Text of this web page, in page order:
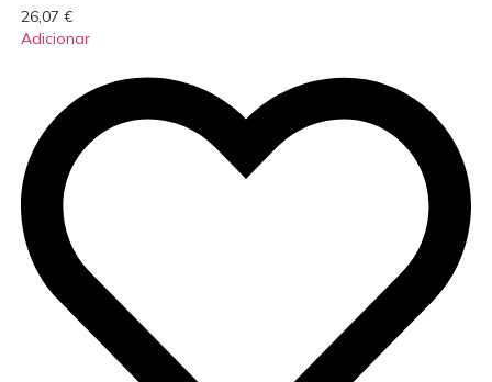
26,07 €
Adicionar